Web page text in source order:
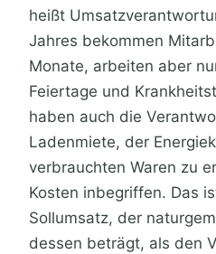
heißt
Jahres bekommen
Monate, arbeiten aber
Feiertage und
haben auch die
Ladenmiete, der
verbrauchten Waren zu
Kosten inbegriffen. Das
Sollumsatz, der
dessen beträgt, als den